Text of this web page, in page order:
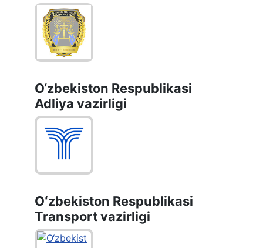
O‘zbekiston Respublikasi
Adliya vazirligi
Oʻzbekiston Respublikasi
Transport vazirligi